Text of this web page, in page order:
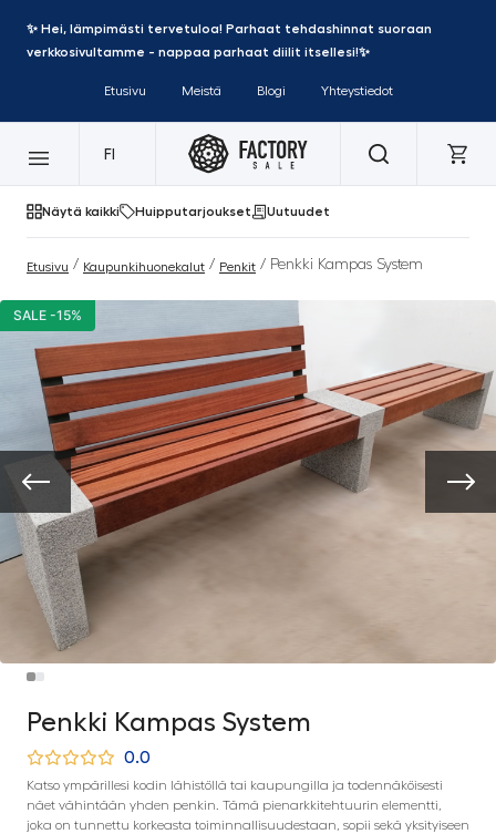
✨ Hei, lämpimästi tervetuloa! Parhaat tehdashinnat suoraan
verkkosivultamme - nappaa parhaat diilit itsellesi!✨
Etusivu Meistä Blogi Yhteystiedot
FI
Näytä kaikki Huipputarjoukset Uutuudet
Etusivu / Kaupunkihuonekalut / Penkit / Penkki Kampas System
SALE -15%
Penkki Kampas System
0.0
Katso ympärillesi kodin lähistöllä tai kaupungilla ja todennäköisesti
näet vähintään yhden penkin. Tämä pienarkkitehtuurin elementti,
joka on tunnettu korkeasta toiminnallisuudestaan, sopii sekä yksityiseen